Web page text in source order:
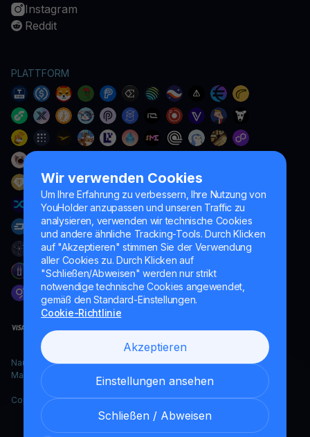
Wir verwenden Cookies
Um Ihre Erfahrung zu verbessern, Ihre Nutzung von
YouHolder anzupassen und unseren Traffic zu
analysieren, verwenden wir technische Cookies
und andere ähnliche Tracking-Tools. Durch Klicken
auf "Akzeptieren" stimmen Sie der Verwendung
aller Cookies zu. Durch Klicken auf
"Schließen/Abweisen" werden nur strikt
notwendige technische Cookies angewendet,
gemäß den Standard-Einstellungen.
Cookie-Richtlinie
Akzeptieren
Einstellungen ansehen
Schließen / Abweisen
Instagram
Reddit
PLATTFORM
Naumard LTD. – ausschließlich für IT-Entwicklung, Forschung und
Marketingzwecke
Copyright YouHodler, 2026.